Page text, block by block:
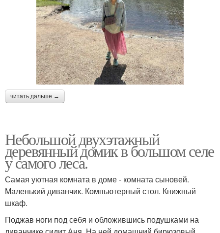
читать дальше →
Небольшой двухэтажный
деревянный домик в большом селе
у самого леса.
Самая уютная комната в доме - комната сыновей.
Маленький диванчик. Компьютерный стол. Книжный
шкаф.
Поджав ноги под себя и обложившись подушками на